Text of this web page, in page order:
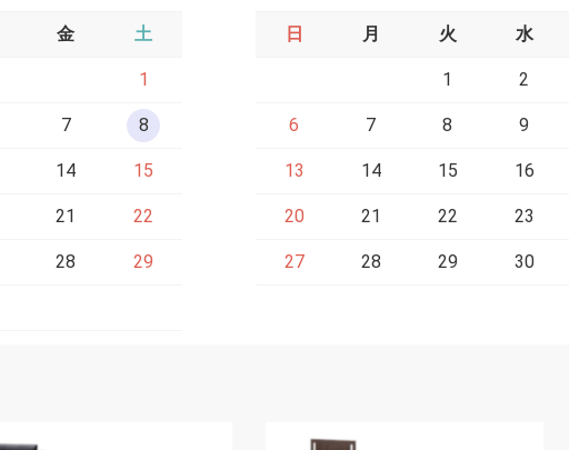
金 土
1
7 8
14 15
21 22
28 29
日 月 火 水
1 2
6 7 8 9
13 14 15 16
20 21 22 23
27 28 29 30